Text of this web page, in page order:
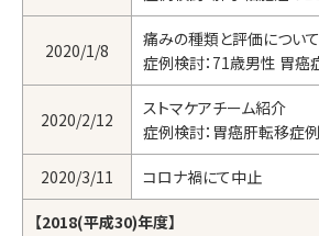
2020/1/8
痛みの種類と評価について
症例検討：71歳男性 胃癌
2020/2/12
ストマケアチーム紹介
症例検討：胃癌肝転移症例
2020/3/11 コロナ禍にて中止
【2018(平成30)年度】